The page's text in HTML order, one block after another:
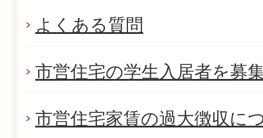
よくある質問
市営住宅の学生入居者を募
市営住宅家賃の過大徴収に